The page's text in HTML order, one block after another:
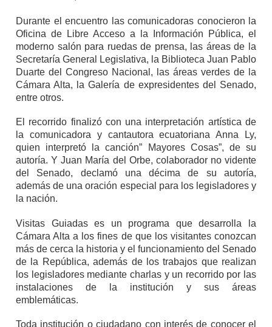
Durante el encuentro las comunicadoras conocieron la
Oficina de Libre Acceso a la Información Pública, el
moderno salón para ruedas de prensa, las áreas de la
Secretaría General Legislativa, la Biblioteca Juan Pablo
Duarte del Congreso Nacional, las áreas verdes de la
Cámara Alta, la Galería de expresidentes del Senado,
entre otros.
El recorrido finalizó con una interpretación artística de
la comunicadora y cantautora ecuatoriana Anna Ly,
quien interpretó la canción” Mayores Cosas”, de su
autoría. Y Juan María del Orbe, colaborador no vidente
del Senado, declamó una décima de su autoría,
además de una oración especial para los legisladores y
la nación.
Visitas Guiadas es un programa que desarrolla la
Cámara Alta a los fines de que los visitantes conozcan
más de cerca la historia y el funcionamiento del Senado
de la República, además de los trabajos que realizan
los legisladores mediante charlas y un recorrido por las
instalaciones de la institución y sus áreas
emblemáticas.
Toda institución o ciudadano con interés de conocer el